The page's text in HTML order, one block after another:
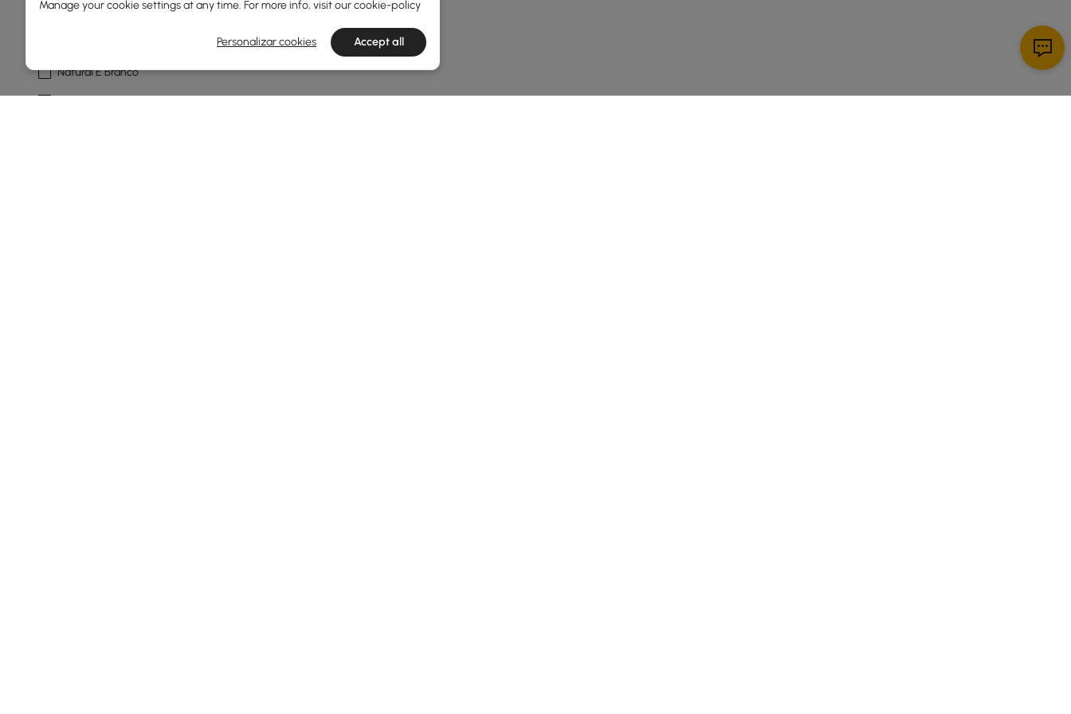
Branco Brilhante
Natural E Branco
Manage your cookie settings at any time. For more info, visit ourcookie-policy
Personalizar cookies Accept all